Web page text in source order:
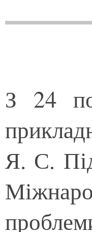
З 24
Я. С.